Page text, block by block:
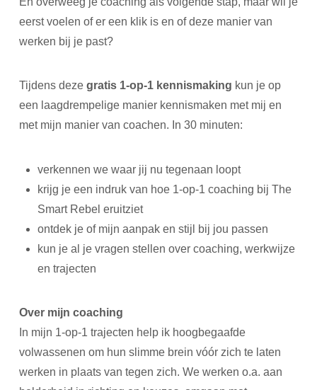
eerst voelen of er een klik is en of deze manier van
werken bij je past?
Tijdens deze gratis 1-op-1 kennismaking kun je op
een laagdrempelige manier kennismaken met mij en
met mijn manier van coachen. In 30 minuten:
verkennen we waar jij nu tegenaan loopt
krijg je een indruk van hoe 1-op-1 coaching bij The
Smart Rebel eruitziet
ontdek je of mijn aanpak en stijl bij jou passen
kun je al je vragen stellen over coaching, werkwijze
en trajecten
Over mijn coaching
In mijn 1-op-1 trajecten help ik hoogbegaafde
volwassenen om hun slimme brein vóór zich te laten
werken in plaats van tegen zich. We werken o.a. aan